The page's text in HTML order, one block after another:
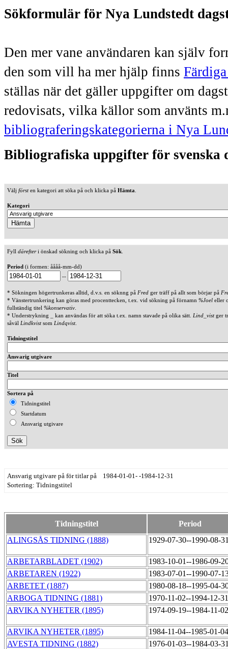
Sökformulär för Nya Lundstedt
Den mer vane användaren kan själv
den som vill ha mer hjälp finns
ställas när det gäller uppgifter om
redovisats, vilka källor som använts
bibliograferingskategorierna i Nya
Bibliografiska uppgifter för svenska
Välj försten kategori att söka på och klicka på Hämta
Kategori
Fyll därefteri önskad sökning och klicka på Sök
Period (i formen: åååå-mm-dd)
--
* Sökningen högertrunkeras alltid, d.v.s. en söknng på Fred ger träff på allt som börjar på
* Vänstertrunkering kan göras med procenttecken, t.ex. vid sökning på förnamn %Joel eller
fullständig titel %konservativ
* Understrykning _ kan användas för att söka t.ex. namn stavade på olika sätt. Lind_vistger
såväl Lindkvistsom Lindqvist.
Tidningstitel
Ansvarig utgivare
Titel
Sortera på
Tidningstitel
Startdatum
Ansvarig utgivare
Ansvarig utgivare på för titlar på 1984-01-01- -1984-12-31
Sortering: Tidningstitel
Tidningstitel
Period
ALINGSÅS TIDNING (1888)
1929-07-30--1990-08-
ARBETARBLADET (1902)
1983-10-01--1986-09-
ARBETAREN (1922)
1983-07-01--1990-07-
ARBETET (1887)
1980-08-18--1995-04-
ARBOGA TIDNING (1881)
1970-11-02--1994-12-
ARVIKA NYHETER (1895)
1974-09-19--1984-11-
ARVIKA NYHETER (1895)
1984-11-04--1985-01-
AVESTA TIDNING (1882)
1976-01-03--1984-03-